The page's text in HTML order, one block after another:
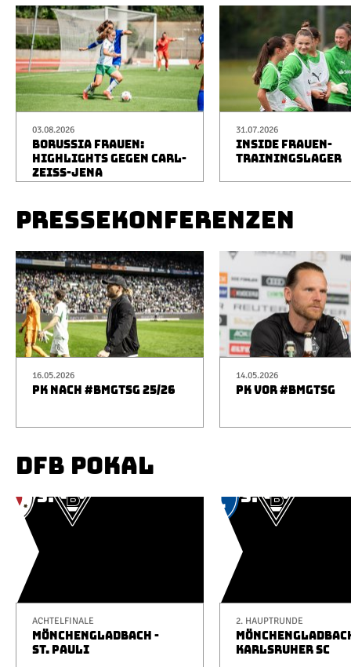
03.08.2026
BORUSSIA FRAUEN:
HIGHLIGHTS GEGEN CARL-
ZEISS-JENA
31.07.2026
INSIDE FRAUEN-
TRAININGSLAGER
PRESSEKONFERENZEN
16.05.2026
PK NACH #BMGTSG 25/26
14.05.2026
PK VOR #BMGTSG
DFB POKAL
ACHTELFINALE
MÖNCHENGLADBACH -
ST. PAULI
2. HAUPTRUNDE
KARLSRUHER SC